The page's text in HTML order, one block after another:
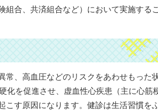
組合、共済組合など）において実施する
常、高血圧などのリスクをあわせもった
化を促進させ、虚血性心疾患（主に心筋
こす原因になります。健診は生活習慣を